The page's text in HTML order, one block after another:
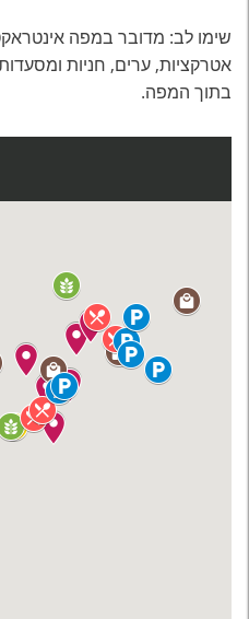
שימו לב: מדובר במפה
אטרקציות, ערים, חניות
בתוך המפה.